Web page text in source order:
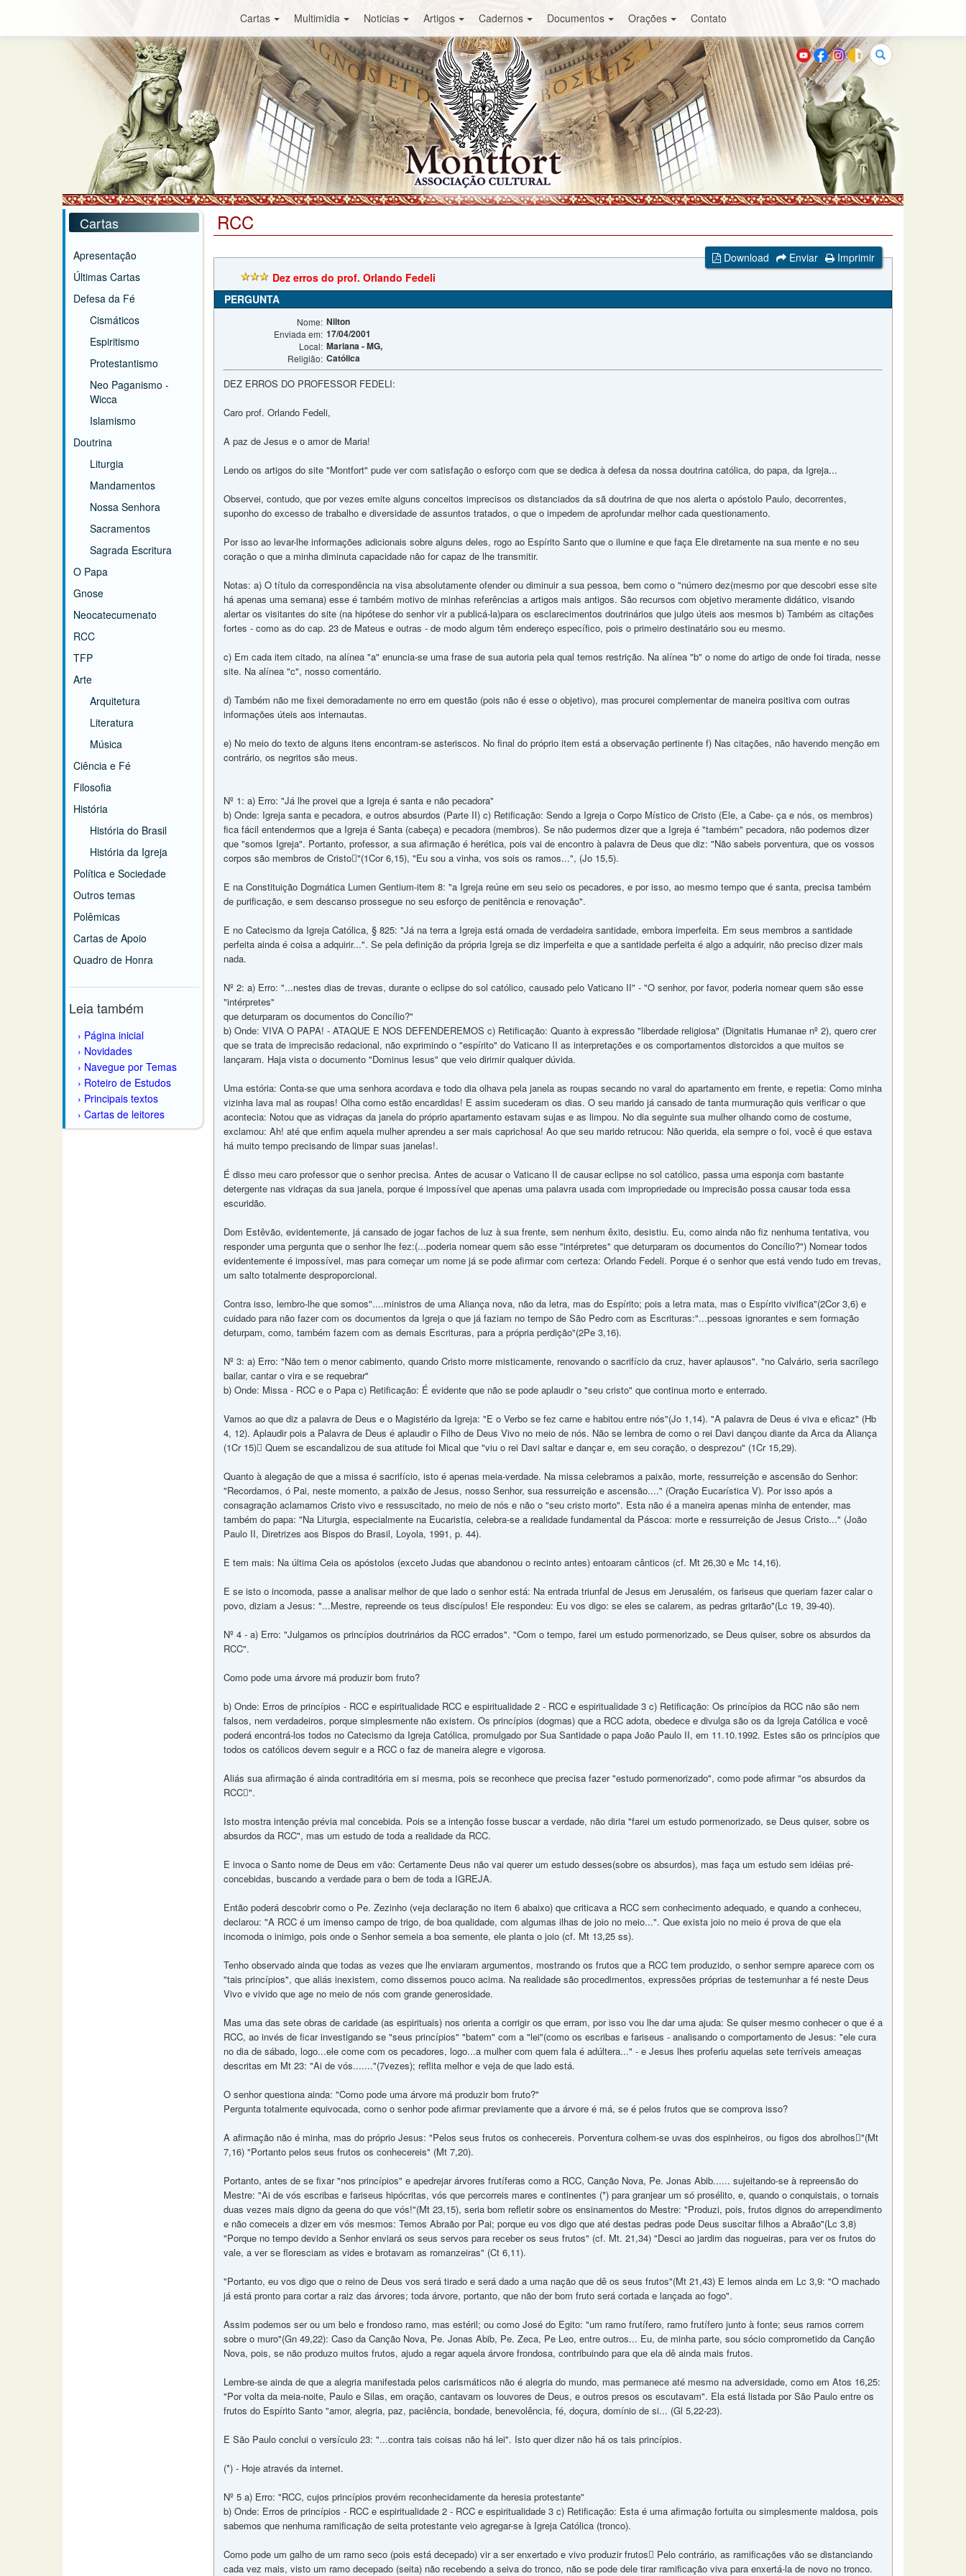
Cartas Multimidia Noticias Artigos Cadernos Documentos Orações Contato
Buscar
Cartas
Apresentação
Últimas Cartas
Defesa da Fé
Cismáticos
Espiritismo
Protestantismo
Neo Paganismo -
Wicca
Islamismo
Doutrina
Liturgia
Mandamentos
Nossa Senhora
Sacramentos
Sagrada Escritura
O Papa
Gnose
Neocatecumenato
RCC
TFP
Arte
Arquitetura
Literatura
Música
Ciência e Fé
Filosofia
História
História do Brasil
História da Igreja
Política e Sociedade
Outros temas
Polêmicas
Cartas de Apoio
Quadro de Honra
Leia também
Página inicial
Novidades
Navegue por Temas
Roteiro de Estudos
Principais textos
Cartas de leitores
RCC
Download Enviar
Imprimir
Dez erros do prof. Orlando Fedeli
PERGUNTA
Nome: Nilton
Enviada em: 17/04/2001
Local: Mariana - MG,
Religião: Católica
DEZ ERROS DO PROFESSOR FEDELI:
Caro prof. Orlando Fedeli,
A paz de Jesus e o amor de Maria!
Lendo os artigos do site "Montfort" pude ver com satisfação o esforço com que se dedica à defesa da nossa doutrina católica, do papa, da Igreja...
Observei, contudo, que por vezes emite alguns conceitos imprecisos os distanciados da sã doutrina de que nos alerta o apóstolo Paulo, decorrentes,
suponho do excesso de trabalho e diversidade de assuntos tratados, o que o impedem de aprofundar melhor cada questionamento.
Por isso ao levar-lhe informações adicionais sobre alguns deles, rogo ao Espírito Santo que o ilumine e que faça Ele diretamente na sua mente e no seu
coração o que a minha diminuta capacidade não for capaz de lhe transmitir.
Notas: a) O título da correspondência na visa absolutamente ofender ou diminuir a sua pessoa, bem como o "número dez(mesmo por que descobri esse site
há apenas uma semana) esse é também motivo de minhas referências a artigos mais antigos. São recursos com objetivo meramente didático, visando
alertar os visitantes do site (na hipótese do senhor vir a publicá-la)para os esclarecimentos doutrinários que julgo úteis aos mesmos b) Também as citações
fortes - como as do cap. 23 de Mateus e outras - de modo algum têm endereço específico, pois o primeiro destinatário sou eu mesmo.
c) Em cada item citado, na alínea "a" enuncia-se uma frase de sua autoria pela qual temos restrição. Na alínea "b" o nome do artigo de onde foi tirada, nesse
site. Na alínea "c", nosso comentário.
d) Também não me fixei demoradamente no erro em questão (pois não é esse o objetivo), mas procurei complementar de maneira positiva com outras
informações úteis aos internautas.
e) No meio do texto de alguns itens encontram-se asteriscos. No final do próprio item está a observação pertinente f) Nas citações, não havendo menção em
contrário, os negritos são meus.
Nº 1: a) Erro: "Já lhe provei que a Igreja é santa e não pecadora"
b) Onde: Igreja santa e pecadora, e outros absurdos (Parte II) c) Retificação: Sendo a Igreja o Corpo Místico de Cristo (Ele, a Cabe- ça e nós, os membros)
fica fácil entendermos que a Igreja é Santa (cabeça) e pecadora (membros). Se não pudermos dizer que a Igreja é "também" pecadora, não podemos dizer
que "somos Igreja". Portanto, professor, a sua afirmação é herética, pois vai de encontro à palavra de Deus que diz: "Não sabeis porventura, que os vossos
corpos são membros de Cristo"(1Cor 6,15), "Eu sou a vinha, vos sois os ramos...", (Jo 15,5).
E na Constituição Dogmática Lumen Gentium-item 8: "a Igreja reúne em seu seio os pecadores, e por isso, ao mesmo tempo que é santa, precisa também
de purificação, e sem descanso prossegue no seu esforço de penitência e renovação".
E no Catecismo da Igreja Católica, § 825: "Já na terra a Igreja está ornada de verdadeira santidade, embora imperfeita. Em seus membros a santidade
perfeita ainda é coisa a adquirir...". Se pela definição da própria Igreja se diz imperfeita e que a santidade perfeita é algo a adquirir, não preciso dizer mais
nada.
Nº 2: a) Erro: "...nestes dias de trevas, durante o eclipse do sol católico, causado pelo Vaticano II" - "O senhor, por favor, poderia nomear quem são esse
"intérpretes"
que deturparam os documentos do Concílio?"
b) Onde: VIVA O PAPA! - ATAQUE E NOS DEFENDEREMOS c) Retificação: Quanto à expressão "liberdade religiosa" (Dignitatis Humanae nº 2), quero crer
que se trata de imprecisão redacional, não exprimindo o "espírito" do Vaticano II as interpretações e os comportamentos distorcidos a que muitos se
lançaram. Haja vista o documento "Dominus Iesus" que veio dirimir qualquer dúvida.
Uma estória: Conta-se que uma senhora acordava e todo dia olhava pela janela as roupas secando no varal do apartamento em frente, e repetia: Como minha
vizinha lava mal as roupas! Olha como estão encardidas! E assim sucederam os dias. O seu marido já cansado de tanta murmuração quis verificar o que
acontecia: Notou que as vidraças da janela do próprio apartamento estavam sujas e as limpou. No dia seguinte sua mulher olhando como de costume,
exclamou: Ah! até que enfim aquela mulher aprendeu a ser mais caprichosa! Ao que seu marido retrucou: Não querida, ela sempre o foi, você é que estava
há muito tempo precisando de limpar suas janelas!.
É disso meu caro professor que o senhor precisa. Antes de acusar o Vaticano II de causar eclipse no sol católico, passa uma esponja com bastante
detergente nas vidraças da sua janela, porque é impossível que apenas uma palavra usada com impropriedade ou imprecisão possa causar toda essa
escuridão.
Dom Estêvão, evidentemente, já cansado de jogar fachos de luz à sua frente, sem nenhum êxito, desistiu. Eu, como ainda não fiz nenhuma tentativa, vou
responder uma pergunta que o senhor lhe fez:(...poderia nomear quem são esse "intérpretes" que deturparam os documentos do Concílio?") Nomear todos
evidentemente é impossível, mas para começar um nome já se pode afirmar com certeza: Orlando Fedeli. Porque é o senhor que está vendo tudo em trevas,
um salto totalmente desproporcional.
Contra isso, lembro-lhe que somos"....ministros de uma Aliança nova, não da letra, mas do Espírito; pois a letra mata, mas o Espírito vivifica"(2Cor 3,6) e
cuidado para não fazer com os documentos da Igreja o que já faziam no tempo de São Pedro com as Escrituras:"...pessoas ignorantes e sem formação
deturpam, como, também fazem com as demais Escrituras, para a própria perdição"(2Pe 3,16).
Nº 3: a) Erro: "Não tem o menor cabimento, quando Cristo morre misticamente, renovando o sacrifício da cruz, haver aplausos". "no Calvário, seria sacrílego
bailar, cantar o vira e se requebrar"
b) Onde: Missa - RCC e o Papa c) Retificação: É evidente que não se pode aplaudir o "seu cristo" que continua morto e enterrado.
Vamos ao que diz a palavra de Deus e o Magistério da Igreja: "E o Verbo se fez carne e habitou entre nós"(Jo 1,14). "A palavra de Deus é viva e eficaz" (Hb
4, 12). Aplaudir pois a Palavra de Deus é aplaudir o Filho de Deus Vivo no meio de nós. Não se lembra de como o rei Davi dançou diante da Arca da Aliança
(1Cr 15) Quem se escandalizou de sua atitude foi Mical que "viu o rei Davi saltar e dançar e, em seu coração, o desprezou" (1Cr 15,29).
Quanto à alegação de que a missa é sacrifício, isto é apenas meia-verdade. Na missa celebramos a paixão, morte, ressurreição e ascensão do Senhor:
"Recordamos, ó Pai, neste momento, a paixão de Jesus, nosso Senhor, sua ressurreição e ascensão...." (Oração Eucarística V). Por isso após a
consagração aclamamos Cristo vivo e ressuscitado, no meio de nós e não o "seu cristo morto". Esta não é a maneira apenas minha de entender, mas
também do papa: "Na Liturgia, especialmente na Eucaristia, celebra-se a realidade fundamental da Páscoa: morte e ressurreição de Jesus Cristo..." (João
Paulo II, Diretrizes aos Bispos do Brasil, Loyola, 1991, p. 44).
E tem mais: Na última Ceia os apóstolos (exceto Judas que abandonou o recinto antes) entoaram cânticos (cf. Mt 26,30 e Mc 14,16).
E se isto o incomoda, passe a analisar melhor de que lado o senhor está: Na entrada triunfal de Jesus em Jerusalém, os fariseus que queriam fazer calar o
povo, diziam a Jesus: "...Mestre, repreende os teus discípulos! Ele respondeu: Eu vos digo: se eles se calarem, as pedras gritarão"(Lc 19, 39-40).
Nº 4 - a) Erro: "Julgamos os princípios doutrinários da RCC errados". "Com o tempo, farei um estudo pormenorizado, se Deus quiser, sobre os absurdos da
RCC".
Como pode uma árvore má produzir bom fruto?
b) Onde: Erros de princípios - RCC e espiritualidade RCC e espiritualidade 2 - RCC e espiritualidade 3 c) Retificação: Os princípios da RCC não são nem
falsos, nem verdadeiros, porque simplesmente não existem. Os princípios (dogmas) que a RCC adota, obedece e divulga são os da Igreja Católica e você
poderá encontrá-los todos no Catecismo da Igreja Católica, promulgado por Sua Santidade o papa João Paulo II, em 11.10.1992. Estes são os princípios que
todos os católicos devem seguir e a RCC o faz de maneira alegre e vigorosa.
Aliás sua afirmação é ainda contraditória em si mesma, pois se reconhece que precisa fazer "estudo pormenorizado", como pode afirmar "os absurdos da
RCC".
Isto mostra intenção prévia mal concebida. Pois se a intenção fosse buscar a verdade, não diria "farei um estudo pormenorizado, se Deus quiser, sobre os
absurdos da RCC", mas um estudo de toda a realidade da RCC.
E invoca o Santo nome de Deus em vão: Certamente Deus não vai querer um estudo desses(sobre os absurdos), mas faça um estudo sem idéias pré-
concebidas, buscando a verdade para o bem de toda a IGREJA.
Então poderá descobrir como o Pe. Zezinho (veja declaração no item 6 abaixo) que criticava a RCC sem conhecimento adequado, e quando a conheceu,
declarou: "A RCC é um imenso campo de trigo, de boa qualidade, com algumas ilhas de joio no meio...". Que exista joio no meio é prova de que ela
incomoda o inimigo, pois onde o Senhor semeia a boa semente, ele planta o joio (cf. Mt 13,25 ss).
Tenho observado ainda que todas as vezes que lhe enviaram argumentos, mostrando os frutos que a RCC tem produzido, o senhor sempre aparece com os
"tais princípios", que aliás inexistem, como dissemos pouco acima. Na realidade são procedimentos, expressões próprias de testemunhar a fé neste Deus
Vivo e vivido que age no meio de nós com grande generosidade.
Mas uma das sete obras de caridade (as espirituais) nos orienta a corrigir os que erram, por isso vou lhe dar uma ajuda: Se quiser mesmo conhecer o que é a
RCC, ao invés de ficar investigando se "seus princípios" "batem" com a "lei"(como os escribas e fariseus - analisando o comportamento de Jesus: "ele cura
no dia de sábado, logo...ele come com os pecadores, logo...a mulher com quem fala é adúltera..." - e Jesus lhes proferiu aquelas sete terríveis ameaças
descritas em Mt 23: "Ai de vós......."(7vezes); reflita melhor e veja de que lado está.
O senhor questiona ainda: "Como pode uma árvore má produzir bom fruto?"
Pergunta totalmente equivocada, como o senhor pode afirmar previamente que a árvore é má, se é pelos frutos que se comprova isso?
A afirmação não é minha, mas do próprio Jesus: "Pelos seus frutos os conhecereis. Porventura colhem-se uvas dos espinheiros, ou figos dos abrolhos"(Mt
7,16) "Portanto pelos seus frutos os conhecereis" (Mt 7,20).
Portanto, antes de se fixar "nos princípios" e apedrejar árvores frutíferas como a RCC, Canção Nova, Pe. Jonas Abib...... sujeitando-se à repreensão do
Mestre: "Ai de vós escribas e fariseus hipócritas, vós que percorreis mares e continentes (*) para granjear um só prosélito, e, quando o conquistais, o tornais
duas vezes mais digno da geena do que vós!"(Mt 23,15), seria bom refletir sobre os ensinamentos do Mestre: "Produzi, pois, frutos dignos do arrependimento
e não comeceis a dizer em vós mesmos: Temos Abraão por Pai; porque eu vos digo que até destas pedras pode Deus suscitar filhos a Abraão"(Lc 3,8)
"Porque no tempo devido a Senhor enviará os seus servos para receber os seus frutos" (cf. Mt. 21,34) "Desci ao jardim das nogueiras, para ver os frutos do
vale, a ver se floresciam as vides e brotavam as romanzeiras" (Ct 6,11).
"Portanto, eu vos digo que o reino de Deus vos será tirado e será dado a uma nação que dê os seus frutos"(Mt 21,43) E lemos ainda em Lc 3,9: "O machado
já está pronto para cortar a raiz das árvores; toda árvore, portanto, que não der bom fruto será cortada e lançada ao fogo".
Assim podemos ser ou um belo e frondoso ramo, mas estéril; ou como José do Egito: "um ramo frutífero, ramo frutífero junto à fonte; seus ramos correm
sobre o muro"(Gn 49,22): Caso da Canção Nova, Pe. Jonas Abib, Pe. Zeca, Pe Leo, entre outros... Eu, de minha parte, sou sócio comprometido da Canção
Nova, pois, se não produzo muitos frutos, ajudo a regar aquela árvore frondosa, contribuindo para que ela dê ainda mais frutos.
Lembre-se ainda de que a alegria manifestada pelos carismáticos não é alegria do mundo, mas permanece até mesmo na adversidade, como em Atos 16,25:
"Por volta da meia-noite, Paulo e Silas, em oração, cantavam os louvores de Deus, e outros presos os escutavam". Ela está listada por São Paulo entre os
frutos do Espírito Santo "amor, alegria, paz, paciência, bondade, benevolência, fé, doçura, domínio de si... (Gl 5,22-23).
E São Paulo conclui o versículo 23: "...contra tais coisas não há lei". Isto quer dizer não há os tais princípios.
(*) - Hoje através da internet.
Nº 5 a) Erro: "RCC, cujos princípios provém reconhecidamente da heresia protestante"
b) Onde: Erros de princípios - RCC e espiritualidade 2 - RCC e espiritualidade 3 c) Retificação: Esta é uma afirmação fortuita ou simplesmente maldosa, pois
sabemos que nenhuma ramificação de seita protestante veio agregar-se à Igreja Católica (tronco).
Como pode um galho de um ramo seco (pois está decepado) vir a ser enxertado e vivo produzir frutos Pelo contrário, as ramificações vão se distanciando
cada vez mais, visto um ramo decepado (seita) não recebendo a seiva do tronco, não se pode dele tirar ramificação viva para enxertá-la de novo no tronco.